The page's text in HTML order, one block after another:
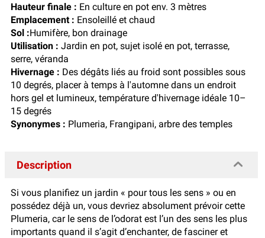
Hauteur finale : En culture en pot env. 3 mètres
Emplacement : Ensoleillé et chaud
Sol :Humifère, bon drainage
Utilisation : Jardin en pot, sujet isolé en pot, terrasse,
serre, véranda
Hivernage : Des dégâts liés au froid sont possibles sous
10 degrés, placer à temps à l'automne dans un endroit
hors gel et lumineux, température d'hivernage idéale 10–
15 degrés
Synonymes : Plumeria, Frangipani, arbre des temples
Description
Si vous planifiez un jardin « pour tous les sens » ou en
possédez déjà un, vous devriez absolument prévoir cette
Plumeria, car le sens de l’odorat est l’un des sens les plus
importants quand il s’agit d’enchanter, de fasciner et